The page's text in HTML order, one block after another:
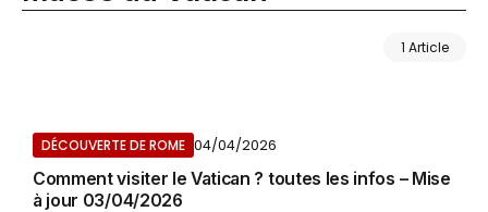
1 Article
DÉCOUVERTE DE ROME 04/04/2026
Comment visiter le Vatican ? toutes les infos – Mise
à jour 03/04/2026